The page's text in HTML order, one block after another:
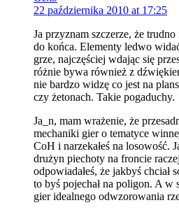
22 października 2010 at 17:25
Ja przyznam szczerze, że
do końca. Elementy ledwo
grze, najczęściej wdając się
różnie bywa również z
nie bardzo widzę co jest na
czy żetonach. Takie pogaduchy.
Ja_n, mam wrażenie, że
mechaniki gier o tematyce
CoH i narzekałeś na losowość.
drużyn piechoty na froncie
odpowiadałeś, że jakbyś chciał
to byś pojechał na poligon. A w
gier idealnego odwzorowania